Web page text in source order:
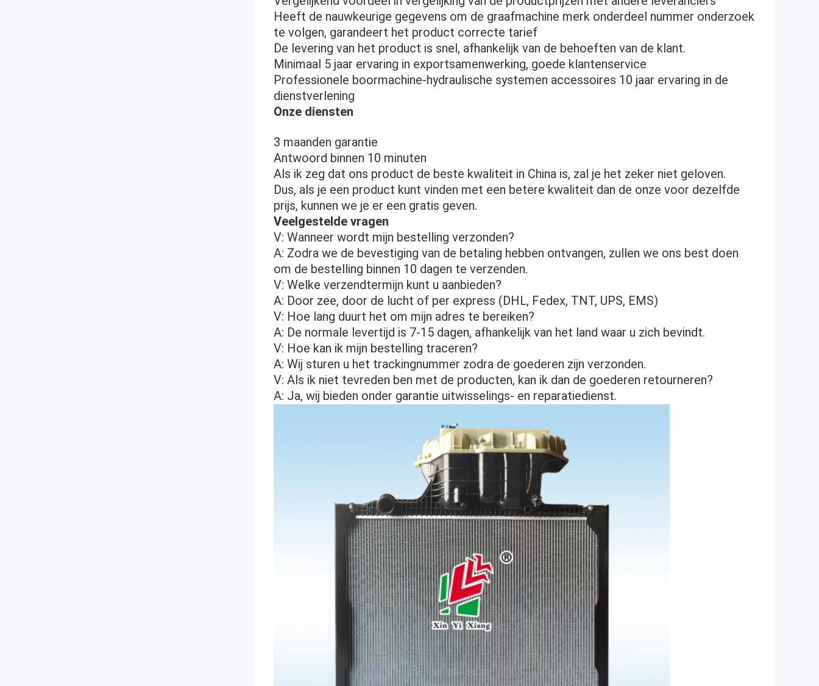
Heeft de nauwkeurige gegevens om de graafmachine merk onderdeel nummer onderzoek
te volgen, garandeert het product correcte tarief
De levering van het product is snel, afhankelijk van de behoeften van de klant.
Minimaal 5 jaar ervaring in exportsamenwerking, goede klantenservice
Professionele boormachine-hydraulische systemen accessoires 10 jaar ervaring in de
dienstverlening
Onze diensten
3 maanden garantie
Antwoord binnen 10 minuten
Als ik zeg dat ons product de beste kwaliteit in China is, zal je het zeker niet geloven.
Dus, als je een product kunt vinden met een betere kwaliteit dan de onze voor dezelfde
prijs, kunnen we je er een gratis geven.
Veelgestelde vragen
V: Wanneer wordt mijn bestelling verzonden?
A: Zodra we de bevestiging van de betaling hebben ontvangen, zullen we ons best doen
om de bestelling binnen 10 dagen te verzenden.
V: Welke verzendtermijn kunt u aanbieden?
A: Door zee, door de lucht of per express (DHL, Fedex, TNT, UPS, EMS)
V: Hoe lang duurt het om mijn adres te bereiken?
A: De normale levertijd is 7-15 dagen, afhankelijk van het land waar u zich bevindt.
V: Hoe kan ik mijn bestelling traceren?
A: Wij sturen u het trackingnummer zodra de goederen zijn verzonden.
V: Als ik niet tevreden ben met de producten, kan ik dan de goederen retourneren?
A: Ja, wij bieden onder garantie uitwisselings- en reparatiedienst.